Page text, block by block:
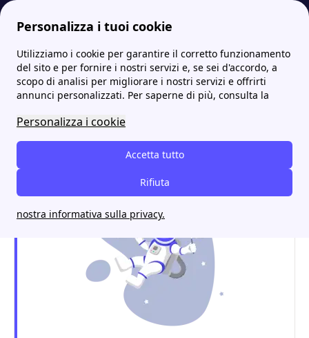
Personalizza i tuoi cookie
Utilizziamo i cookie per garantire il corretto funzionamento
del sito e per fornire i nostri servizi e, se sei d'accordo, a
scopo di analisi per migliorare i nostri servizi e offrirti
annunci personalizzati. Per saperne di più, consulta la
Personalizza i cookie
Accetta tutto
Rifiuta
nostra informativa sulla privacy.
Energia-Luce.it Sportelli ENGIE: l'elenco completo per trovare il più comodo! Engie a Varese: uffici, tariffe luce e gas e contatti utili
Engie a Varese: uffici,
tariffe luce e gas e contatti
utili